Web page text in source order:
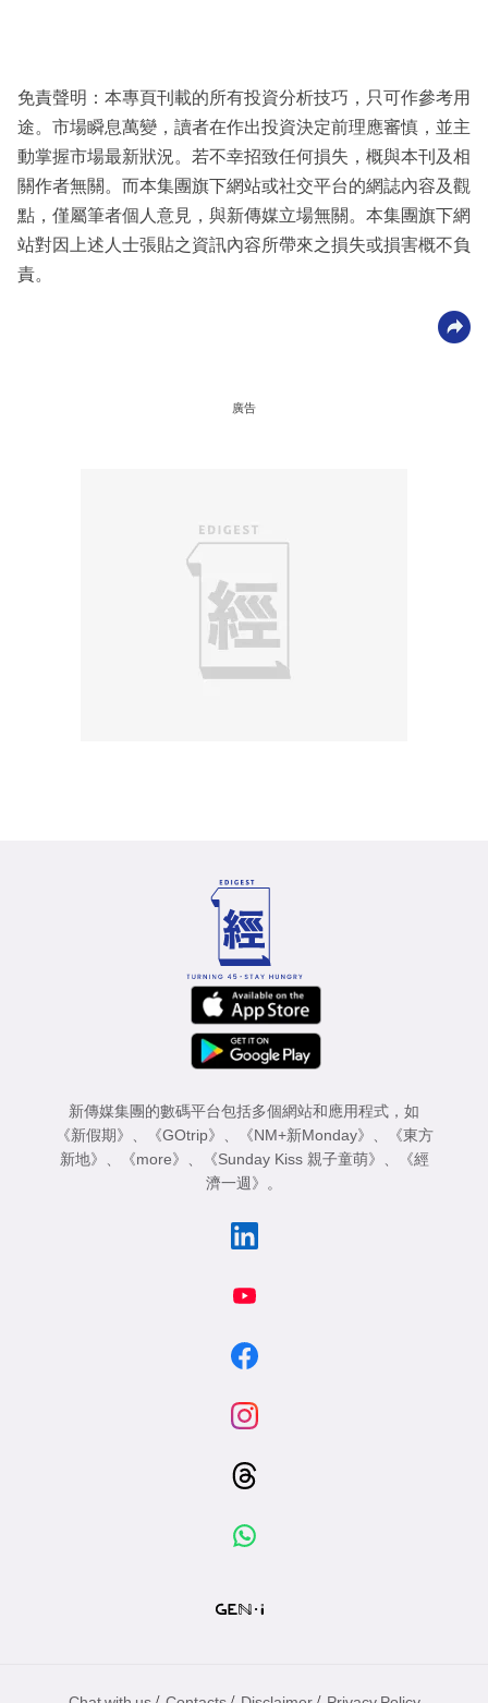
免責聲明：本專頁刊載的所有投資分析技巧，只可作參考用
途。市場瞬息萬變，讀者在作出投資決定前理應審慎，並主
動掌握市場最新狀況。若不幸招致任何損失，概與本刊及相
關作者無關。而本集團旗下網站或社交平台的網誌內容及觀
點，僅屬筆者個人意見，與新傳媒立場無關。本集團旗下網
站對因上述人士張貼之資訊內容所帶來之損失或損害概不負
責。
廣告
新傳媒集團的數碼平台包括多個網站和應用程式，如
《新假期》
《GOtrip》 《NM+新Monday》
《東方
新地》
《more》 《Sunday Kiss 親子童萌》
《經
濟一週》
。